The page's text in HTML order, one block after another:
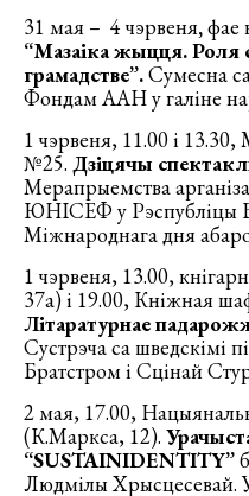
31 мая – 4 чэрвеня,фае
“Мазаіка жыцця. Роля
грамадстве”.Сумесна
Фондам ААН у галіне
1 чэрвеня, 11.00 і
№25. Дзіцячы
Мерапрыемства
ЮНІСЕФ у Рэспубліцы
Міжнароднага дня
1 чэрвеня, 13.00,
37а) і 19.00, Кніжная
Літаратурнае
Сустрэча са шведскімі
Братстром і Сцінай
2 мая, 17.00,
(К.Маркса, 12).
“SUSTAINIDENTITY”
Людмілы Хрысцесевай.